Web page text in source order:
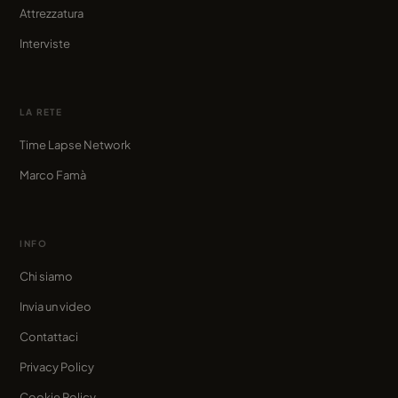
Attrezzatura
Interviste
LA RETE
Time Lapse Network
Marco Famà
INFO
Chi siamo
Invia un video
Contattaci
Privacy Policy